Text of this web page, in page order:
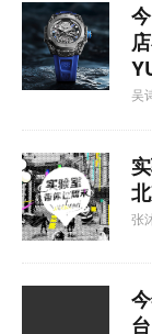
吴
张